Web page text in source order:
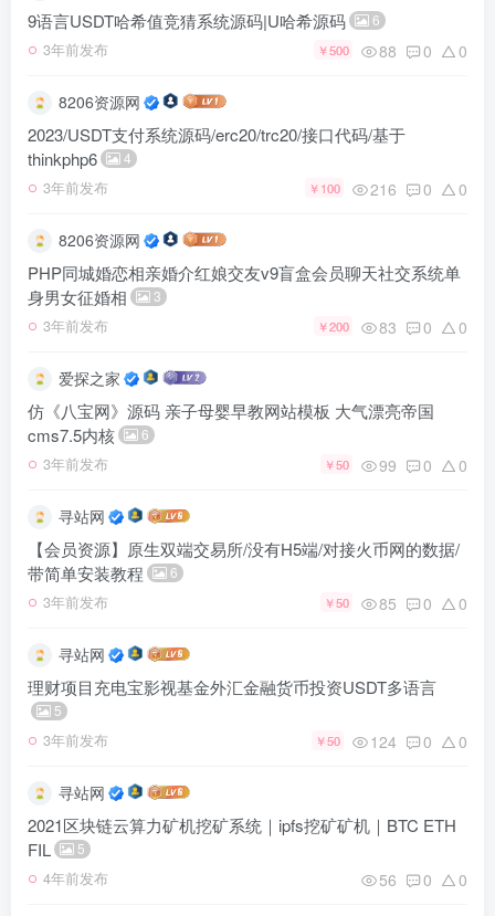
9语言USDT哈希值竞猜系统源码|U哈希源码 6
3年前发布 ￥500 88 0 0
8206资源网
2023/USDT支付系统源码/erc20/trc20/接口代码/基于
thinkphp6
4
3年前发布 ￥100 216 0 0
8206资源网
PHP同城婚恋相亲婚介红娘交友v9盲盒会员聊天社交系统单
身男女征婚相
3
3年前发布 ￥200 83 0 0
爱探之家
仿《八宝网》源码 亲子母婴早教网站模板 大气漂亮帝国
cms7.5内核
6
3年前发布 ￥50 99 0 0
寻站网
【会员资源】原生双端交易所/没有H5端/对接火币网的数据/
带简单安装教程
6
3年前发布 ￥50 85 0 0
寻站网
理财项目充电宝影视基金外汇金融货币投资USDT多语言
5
3年前发布 ￥50 124 0 0
寻站网
2021区块链云算力矿机挖矿系统｜ipfs挖矿矿机｜BTC ETH
FIL
5
4年前发布 56 0 0